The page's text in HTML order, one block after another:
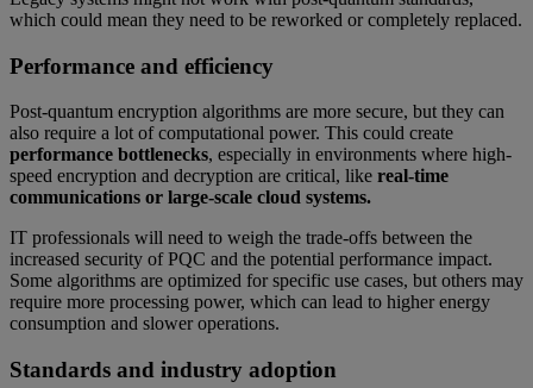
which could mean they need to be reworked or completely replaced.
Performance and efficiency
Post-quantum encryption algorithms are more secure, but they can
also require a lot of computational power. This could create
performance bottlenecks, especially in environments where high-
speed encryption and decryption are critical, like real-time
communications or large-scale cloud systems.
IT professionals will need to weigh the trade-offs between the
increased security of PQC and the potential performance impact.
Some algorithms are optimized for specific use cases, but others may
require more processing power, which can lead to higher energy
consumption and slower operations.
Standards and industry adoption